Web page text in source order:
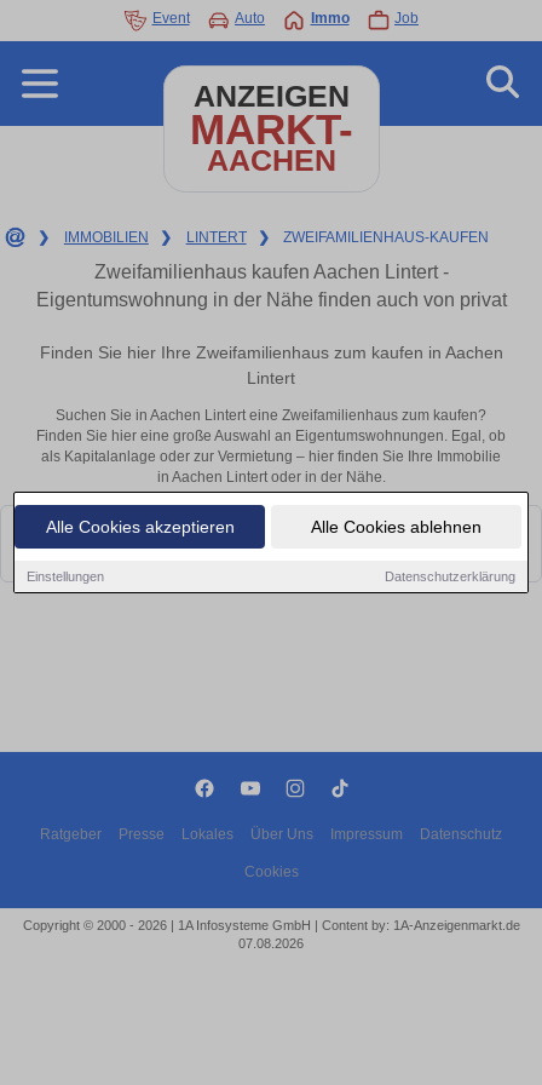
Alle Cookies akzeptieren Alle Cookies ablehnen
Einstellungen Datenschutzerklärung
Event Auto Immo Job
ANZEIGEN
MARKT-
AACHEN
❯ IMMOBILIEN ❯ LINTERT ❯ ZWEIFAMILIENHAUS-KAUFEN
Zweifamilienhaus kaufen Aachen Lintert -
Eigentumswohnung in der Nähe finden auch von privat
Finden Sie hier Ihre Zweifamilienhaus zum kaufen in Aachen
Lintert
Suchen Sie in Aachen Lintert eine Zweifamilienhaus zum kaufen?
Finden Sie hier eine große Auswahl an Eigentumswohnungen. Egal, ob
als Kapitalanlage oder zur Vermietung – hier finden Sie Ihre Immobilie
in Aachen Lintert oder in der Nähe.
Leider konnten wir derzeit keine passenden Objekte finden. Schauen Sie
bald wieder vorbei!
Ratgeber Presse Lokales Über Uns Impressum Datenschutz
Cookies
Copyright © 2000 - 2026 | 1A Infosysteme GmbH | Content by: 1A-Anzeigenmarkt.de
07.08.2026